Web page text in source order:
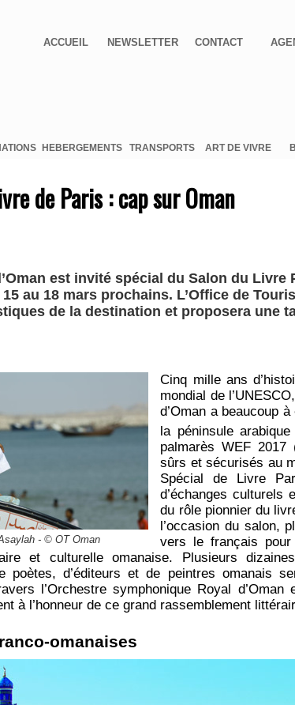
ACCUEIL NEWSLETTER CONTACT
HEBERGEMENTS TRANSPORTS ART DE VIVRE
de Paris : cap sur Oman
est invité spécial du Salon du Livre
au 18 mars prochains. L’Office de
de la destination et proposera une
- © OT Oman
Cinq mille ans
mondial de
d’Oman a beaucoup
la péninsule
palmarès WEF
sûrs et sécurisés au
Spécial de Livre
d’échanges culturels
du rôle pionnier du
l’occasion du salon,
vers le français
et culturelle omanaise. Plusieurs
poètes, d’éditeurs et de peintres omanais
l’Orchestre symphonique Royal
à l’honneur de ce grand rassemblement
omanaises